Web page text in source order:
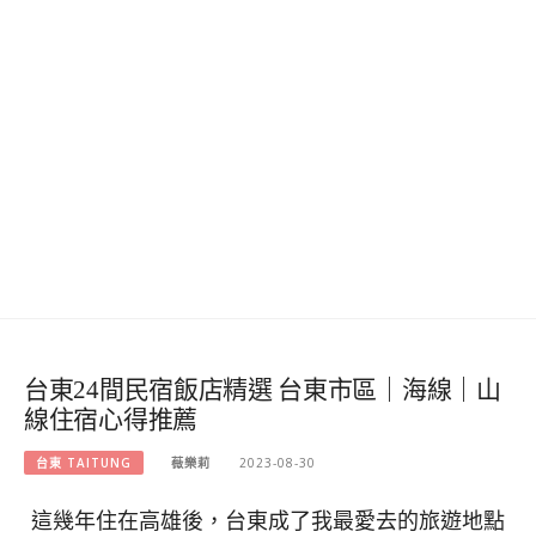
台東24間民宿飯店精選 台東市區｜海線｜山
線住宿心得推薦
台東 TAITUNG 薇樂莉 2023-08-30
這幾年住在高雄後，台東成了我最愛去的旅遊地點